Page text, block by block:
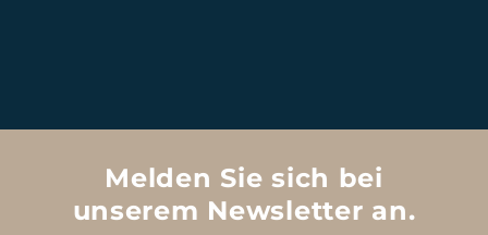
Melden Sie sich bei
unserem Newsletter an.